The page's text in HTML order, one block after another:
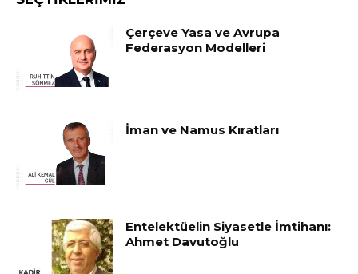
Çerçeve Yasa ve Avrupa
Federasyon Modelleri
İman ve Namus Kıratları
Entelektüelin Siyasetle İmtihanı:
Ahmet Davutoğlu